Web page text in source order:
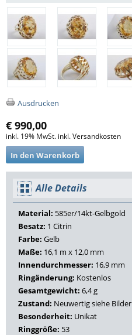
Ausdrucken
€ 990,00
inkl. 19% MwSt. inkl. Versandkosten
Alle Details
Material: 585er/14kt-Gelbgold
Besatz: 1 Citrin
Farbe: Gelb
Maße: 16,1 m x 12,0 mm
Innendurchmesser: 16,9 mm
Ringänderung: Kostenlos
Gesamtgewicht: 6,4 g
Zustand: Neuwertig siehe Bilder
Besonderheit: Unikat
Ringgröße: 53